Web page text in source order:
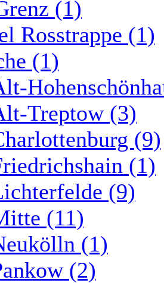
(1)
Rosstrappe (1)
(1)
Treptow (3)
(9)
(1)
(9)
(11)
(1)
(2)